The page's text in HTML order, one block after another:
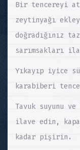
Bir tencereyi
zeytinyağı
doğradığınız
sarımsakları
Yıkayıp iyice
karabiberi
Tavuk suyunu
ilave edin,
kadar pişirin.